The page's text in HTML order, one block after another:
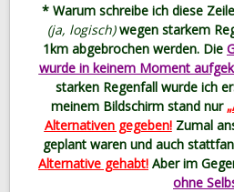
* Warum schreibe ich diese
(ja, logisch)wegen starkem
1km abgebrochen werden. Die
wurde in keinem Moment
starken Regenfall wurde ich
meinem Bildschirm stand nur
Alternativen gegeben!Zumal
geplant waren und auch
Alternative gehabt! Aber im
ohne